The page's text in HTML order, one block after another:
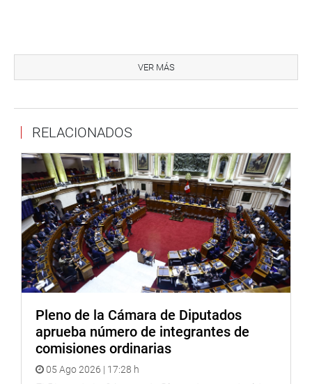
caricaturizar la grave denuncia hecha por el congresista
Donayre, y que por ello la Comisión de Defensa Nacional
reflejan una estrategia terrorista de reacomodo, ante la
seguridad y paz a los peruanos”.
Igualmente “exhorta al Gobierno a fijar posición frente al
peligro de recrudecimiento de estas acciones que ponen
en riesgo el gran esfuerzo hecho por los peruanos para
recuperar la paz en el país”.
Antes de sancionarse el pronunciamiento, en la sesión se
realizó un arduo debate entre los representantes. La
toda clase de terrorismo, así como también cuestionó la
actitud de ciertos individuos emerretistas y senderistas
que distorsionan la verdadera historia del terrorismo y sus
víctimas; y a ellos se hacen aparecer como unos santos.
VER MÁS
RELACIONADOS
Pleno de la Cámara de Diputados
aprueba número de integrantes de
comisiones ordinarias
05 Ago 2026 | 17:28 h